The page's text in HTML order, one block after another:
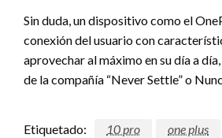
Sin duda, un dispositivo como el
conexión del usuario con
aprovechar al máximo en su día a
de la compañía “Never Settle” o
Etiquetado: 10 pro one plus